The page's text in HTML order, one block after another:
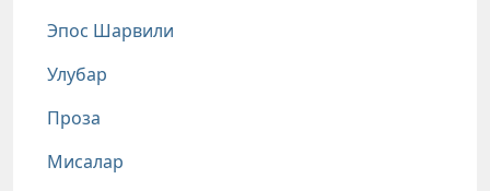
Эпос Шарвили
Улубар
Проза
Мисалар